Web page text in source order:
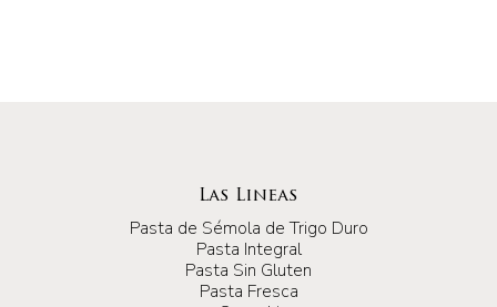
Las Lineas
Pasta de Sémola de Trigo Duro
Pasta Integral
Pasta Sin Gluten
Pasta Fresca